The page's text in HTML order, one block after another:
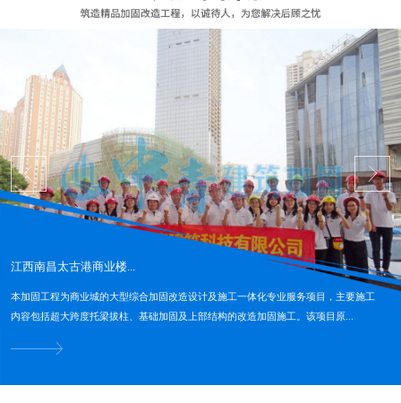
江西南昌太古港商业楼...
本加固工程为商业城的大型综合加固改造设计及施工一体化专业服务项目，主要施工
内容包括超大跨度托梁拔柱、基础加固及上部结构的改造加固施工。该项目原...